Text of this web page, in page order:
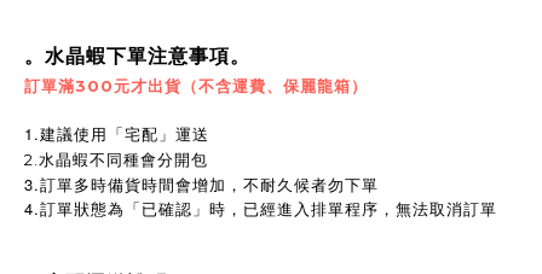
。水晶蝦下單注意事項。
訂單滿300元才出貨（不含運費、保麗龍箱）
1.建議使用「宅配」運送
2.水晶蝦不同種會分開包
3.訂單多時備貨時間會增加，不耐久候者勿下單
4.訂單狀態為「已確認」時，已經進入排單程序，無法取消訂單